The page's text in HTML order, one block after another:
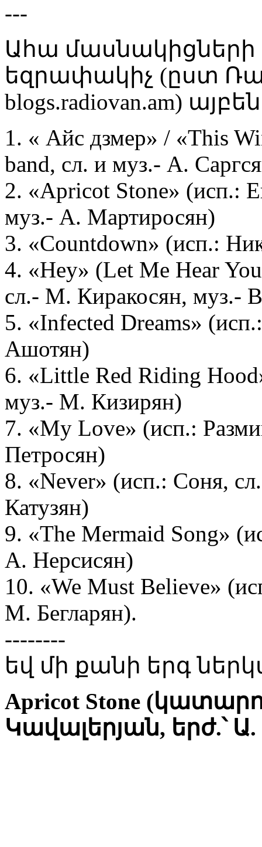
---
Ահա մասնակիցների
եզրափակիչ (ըստ
blogs.radiovan.am)
1. « Айс дзмер» / «This
band, сл. и муз.- А.
2. «Apricot Stone» (исп.:
муз.- А. Мартиросян)
3. «Countdown» (исп.:
4. «Hey» (Let Me Hear
сл.- М. Киракосян, муз.-
5. «Infected Dreams»
Ашотян)
6. «Little Red Riding
муз.- М. Кизирян)
7. «My Love» (исп.:
Петросян)
8. «Never» (исп.: Соня,
Катузян)
9. «The Mermaid Song»
А. Нерсисян)
10. «We Must Believe»
М. Бегларян).
--------
եվ մի քանի երգ
Apricot Stone
Կավալերյան, երժ.՝